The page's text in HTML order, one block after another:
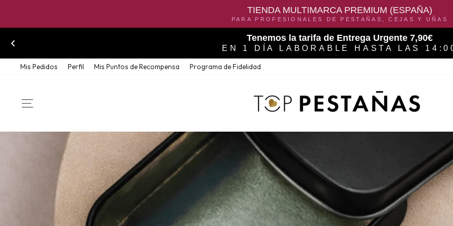
TIENDA MULTIMARCA PREMIUM (ESPAÑA)
PARA PROFESIONALES DE PESTAÑAS, CEJAS Y UÑAS
Tenemos la tarifa de Entrega Urgente 7,90€
EN 1 DÍA LABORABLE HASTA LAS
Mis Pedidos Perfil Mis Puntos de Recompensa Programa de Fidelidad